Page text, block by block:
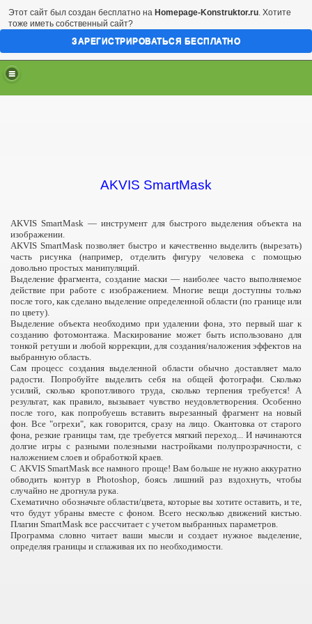
AKVIS SmartMask
AKVIS SmartMask — инструмент для быстрого выделения объекта на
изображении.
AKVIS SmartMask позволяет быстро и качественно выделить (вырезать)
часть рисунка (например, отделить фигуру человека с помощью
довольно простых манипуляций.
Выделение фрагмента, создание маски — наиболее часто выполняемое
действие при работе с изображением. Многие вещи доступны только
после того, как сделано выделение определенной области (по границе или
по цвету).
Выделение объекта необходимо при удалении фона, это первый шаг к
созданию фотомонтажа. Маскирование может быть использовано для
тонкой ретуши и любой коррекции, для создания/наложения эффектов на
выбранную область.
Сам процесс создания выделенной области обычно доставляет мало
радости. Попробуйте выделить себя на общей фотографи. Сколько
усилий, сколько кропотливого труда, сколько терпения требуется! А
результат, как правило, вызывает чувство неудовлетворения. Особенно
после того, как попробуешь вставить вырезанный фрагмент на новый
фон. Все "огрехи", как говорится, сразу на лицо. Окантовка от старого
фона, резкие границы там, где требуется мягкий переход... И начинаются
долгие игры с разными полезными настройками полупрозрачности, с
наложением слоев и обработкой краев.
С AKVIS SmartMask все намного проще! Вам больше не нужно аккуратно
обводить контур в Photoshop, боясь лишний раз вздохнуть, чтобы
случайно не дрогнула рука.
Схематично обозначьте области/цвета, которые вы хотите оставить, и те,
что будут убраны вместе с фоном. Всего несколько движений кистью.
Плагин SmartMask все рассчитает с учетом выбранных параметров.
Программа словно читает ваши мысли и создает нужное выделение,
определяя границы и сглаживая их по необходимости.
фотографий
Этот сайт был создан бесплатно на Homepage-Konstruktor.ru. Хотите
тоже иметь собственный сайт?
ЗАРЕГИСТРИРОВАТЬСЯ БЕСПЛАТНО